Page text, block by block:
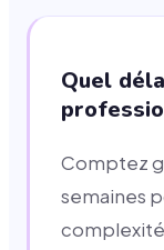
Quel
Comptez
semaines